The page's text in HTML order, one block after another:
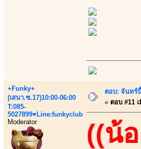
+Funky+
(เสนา.ซ.17)10:00-06:00
T:085-
5027899♥Line:funkyclub
Moderator
ตอบ: จันทร์
« ตอบ #11
((น้